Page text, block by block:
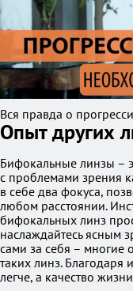
Вся правда о
Опыт других
Бифокальные линзы –
с проблемами зрения
в себе два фокуса,
любом расстоянии.
бифокальных линз
наслаждайтесь ясным
сами за себя – многие
таких линз. Благодаря
легче, а качество